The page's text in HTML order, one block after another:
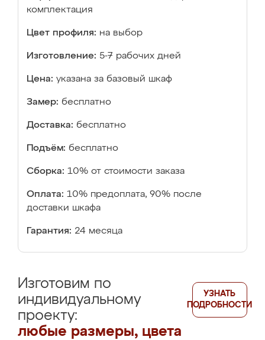
комплектация
Цвет профиля: на выбор
Изготовление: 5-7 рабочих дней
Цена: указана за базовый шкаф
Замер: бесплатно
Доставка: бесплатно
Подъём: бесплатно
Сборка: 10% от стоимости заказа
Оплата: 10% предоплата, 90% после
доставки шкафа
Гарантия: 24 месяца
Изготовим по
индивидуальному
проекту:
любые размеры, цвета
УЗНАТЬ
ПОДРОБНОСТИ